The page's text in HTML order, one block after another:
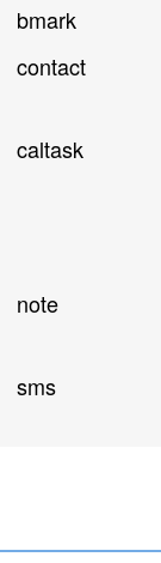
bmark
contact
caltask
note
sms